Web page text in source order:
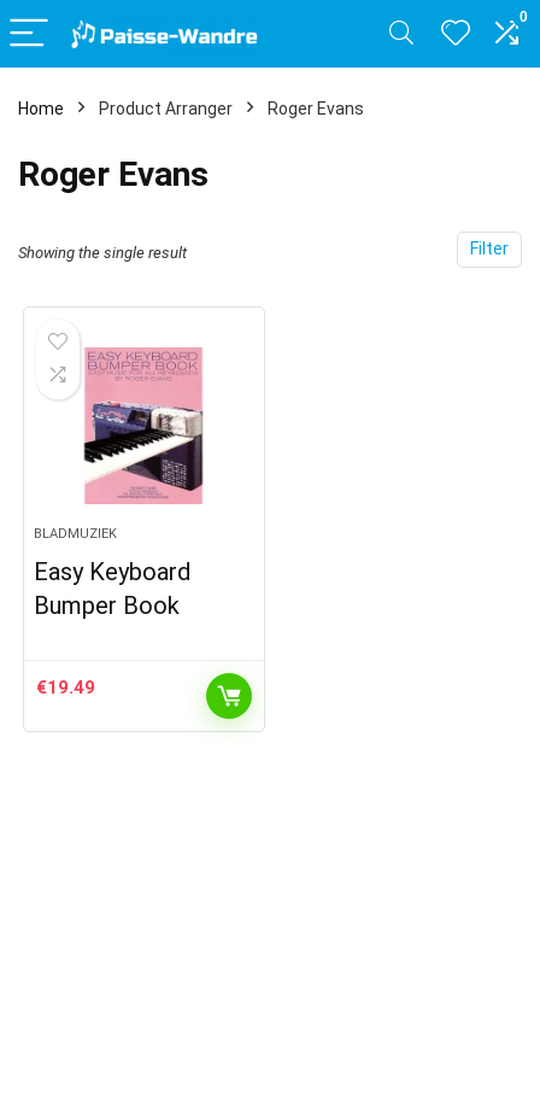
0
Home Product Arranger Roger Evans
Roger Evans
Filter
Showing the single result
BLADMUZIEK
Easy Keyboard
Bumper Book
€19.49